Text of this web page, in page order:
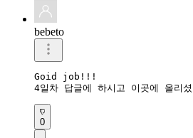
bebeto
Goid job!!!
4일차 답글에 하시고 이곳에 올리셨
0